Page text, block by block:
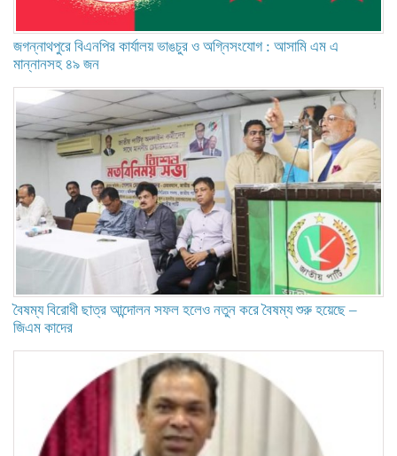
জগন্নাথপুরে বিএনপির কার্যালয় ভাঙচুর ও অগ্নিসংযোগ : আসামি এম এ
মান্নানসহ ৪৯ জন
বৈষম্য বিরোধী ছাত্র আন্দোলন সফল হলেও নতুন করে বৈষম্য শুরু হয়েছে –
জিএম কাদের